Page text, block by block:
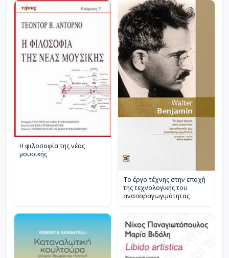
Η φιλοσοφία της νέας
μουσικής
Το έργο τέχνης στην εποχή
της τεχνολογικής του
αναπαραγωγιμότητας